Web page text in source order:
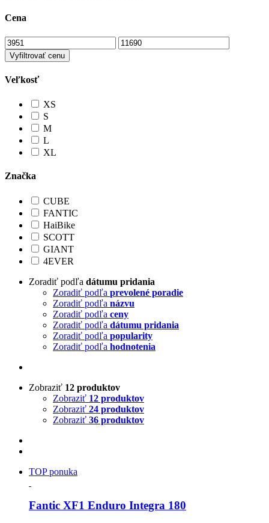
Cena
Vyfiltrovať cenu
Veľkosť
XS
S
M
L
XL
Značka
CUBE
FANTIC
HaiBike
SCOTT
GIANT
4EVER
Zoradiť podľa dátumu pridania
Zoradiť podľa prevolené poradie
Zoradiť podľa názvu
Zoradiť podľa ceny
Zoradiť podľa dátumu pridania
Zoradiť podľa popularity
Zoradiť podľa hodnotenia
Zobraziť 12 produktov
Zobraziť 12 produktov
Zobraziť 24 produktov
Zobraziť 36 produktov
TOP ponuka
Fantic XF1 Enduro Integra 180